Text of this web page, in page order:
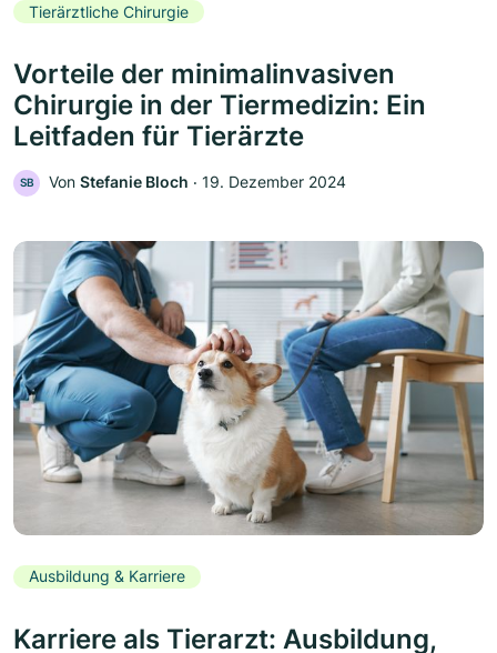
Tierärztliche Chirurgie
Vorteile der minimalinvasiven
Chirurgie in der Tiermedizin: Ein
Leitfaden für Tierärzte
SB Von Stefanie Bloch ‧ 19. Dezember 2024
Ausbildung & Karriere
Karriere als Tierarzt: Ausbildung,